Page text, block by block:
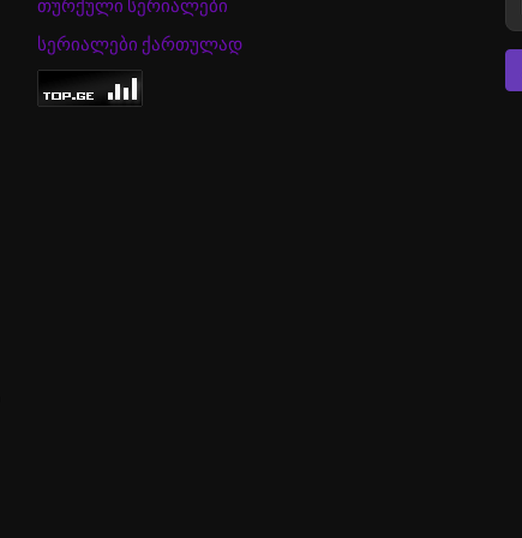
თურქული სერიალები
სერიალები ქართულად